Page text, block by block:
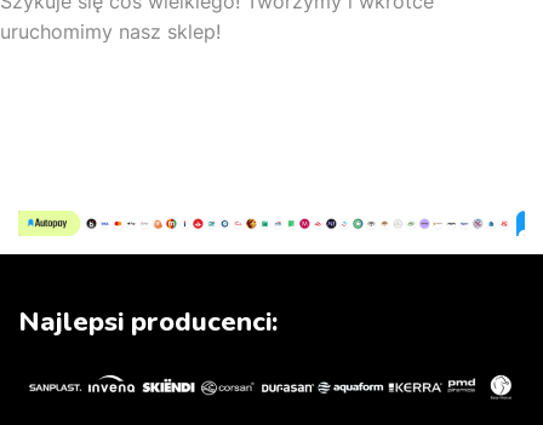
uruchomimy nasz sklep!
Najlepsi producenci: